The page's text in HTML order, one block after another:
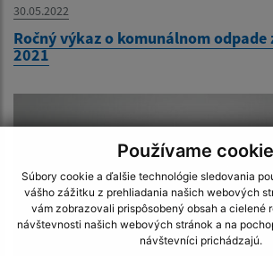
Používame
Súbory cookie a ďalšie technológie sledovania
vášho zážitku z prehliadania našich webových
vám zobrazovali prispôsobený obsah a cielené
návštevnosti našich webových stránok a na
návštevníci prichádzajú.
30.05.2022
Ročný výkaz o komunálnom odpade
2021